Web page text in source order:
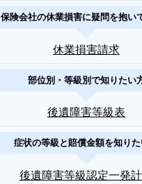
保険会社の休業損害に疑問を抱い
休業損害請求
部位別・等級別で知りたい
後遺障害等級表
症状の等級と賠償金額を知り
後遺障害等級認定一発